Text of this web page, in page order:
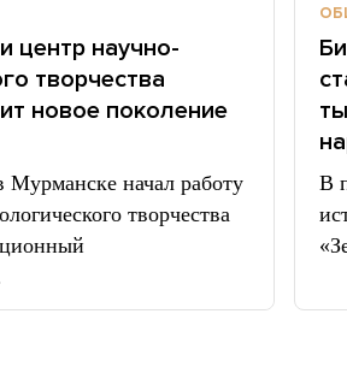
центр научно-
творчества
новое поколение
Мурманске начал работу
творчества
В